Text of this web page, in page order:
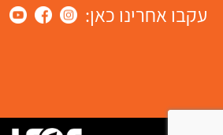
עקבו אחרינו כאן: